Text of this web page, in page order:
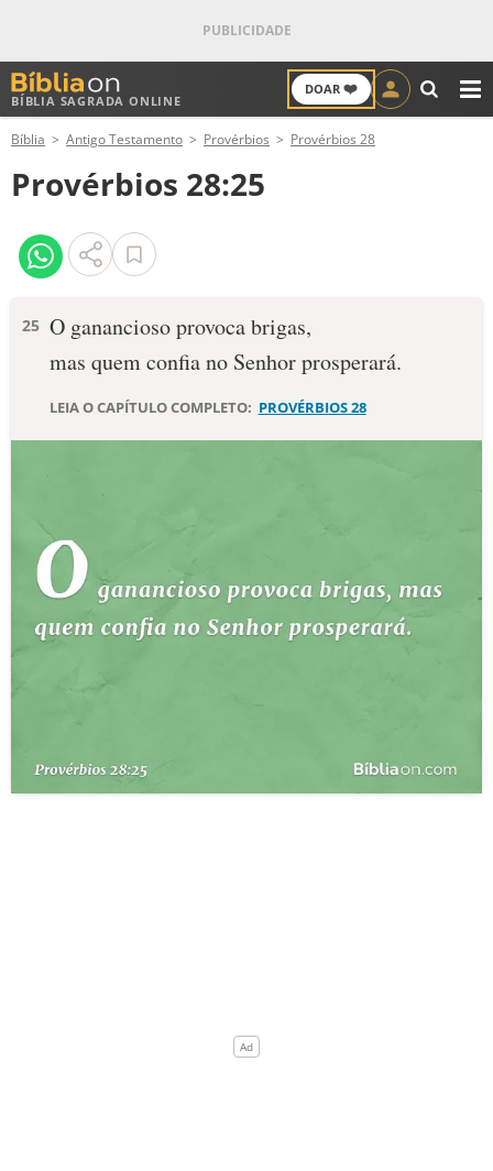
BÍBLIA SAGRADA ONLINE
DOAR ❤️
ANTIGO TESTAMENTO
NOVO TESTAMENTO
VERSÍCULOS
PALAVRA DO DIA
10 MANDAMENTOS
ESTUDOS BÍBLICOS
ESBOÇOS DE PREGAÇÃO
PERGUNTE À BÍBLIA
Bíblia Antigo Testamento Provérbios Provérbios 28
Provérbios 28:25
25 O ganancioso provoca brigas,
mas quem confia no Senhor prosperará.
LEIA O CAPÍTULO COMPLETO: PROVÉRBIOS 28